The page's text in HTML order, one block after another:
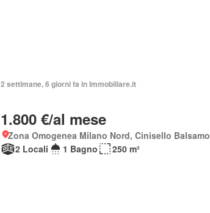
2 settimane, 6 giorni fa in Immobiliare.it
1.800 €/al mese
Zona Omogenea Milano Nord, Cinisello Balsamo
2 Locali
1 Bagno 250 m²